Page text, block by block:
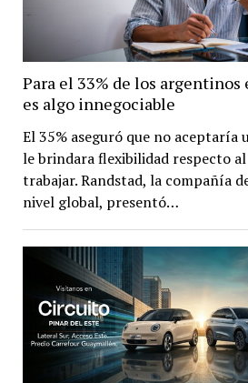
Para el 33% de los
es algo innegociable
El 35% aseguró que no aceptaría
le brindara flexibilidad respecto
trabajar. Randstad, la compañía
nivel global, presentó…